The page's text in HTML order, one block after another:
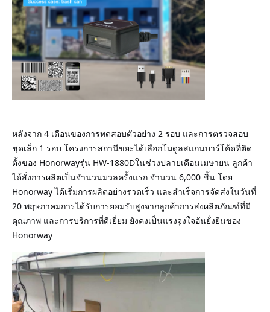
หลังจาก 4 เดือนของการทดสอบตัวอย่าง 2 รอบ และการตรวจสอบ
ชุดเล็ก 1 รอบ โครงการสถานีขยะได้เลือกโมดูลสแกนบาร์โค้ดที่ติด
ตั้งของ Honorwayรุ่น HW-1880Dในช่วงปลายเดือนเมษายน ลูกค้า
ได้สั่งการผลิตเป็นจํานวนมวลครั้งแรก จํานวน 6,000 ชิ้น โดย
Honorway ได้เริ่มการผลิตอย่างรวดเร็ว และสําเร็จการจัดส่งในวันที่
20 พฤษภาคมการได้รับการยอมรับสูงจากลูกค้าการส่งผลิตภัณฑ์ที่มี
คุณภาพ และการบริการที่ดีเยี่ยม ยังคงเป็นแรงจูงใจอันยั่งยืนของ
Honorway